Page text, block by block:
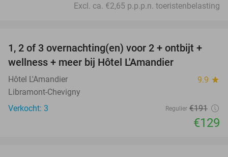
Excl. ca. €2,65 p.p.p.n. toeristenbelasting
32%
TODAY
1, 2 of 3 overnachting(en) voor 2 + ontbijt +
wellness + meer bij Hôtel L'Amandier
Hôtel L'Amandier 9.9 star
Libramont-Chevigny
Verkocht: 3
Regulier €191
€129